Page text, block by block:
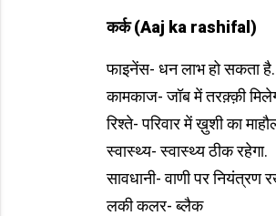
कर्क (Aaj ka rashifal)
फाइनेंस- धन लाभ हो सकता है.
कामकाज- जॉब में तरक़्क़ी
रिश्ते- परिवार में ख़ुशी का
स्वास्थ्य- स्वास्थ्य ठीक रहेगा.
सावधानी- वाणी पर नियंत्रण
लकी कलर- ब्लैक